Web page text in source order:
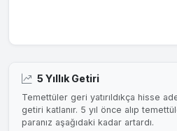
5 Yıllık Getiri
Temettüler geri yatırıldıkça hisse
getiri katlanır. 5 yıl önce alıp
paranız aşağıdaki kadar artardı.